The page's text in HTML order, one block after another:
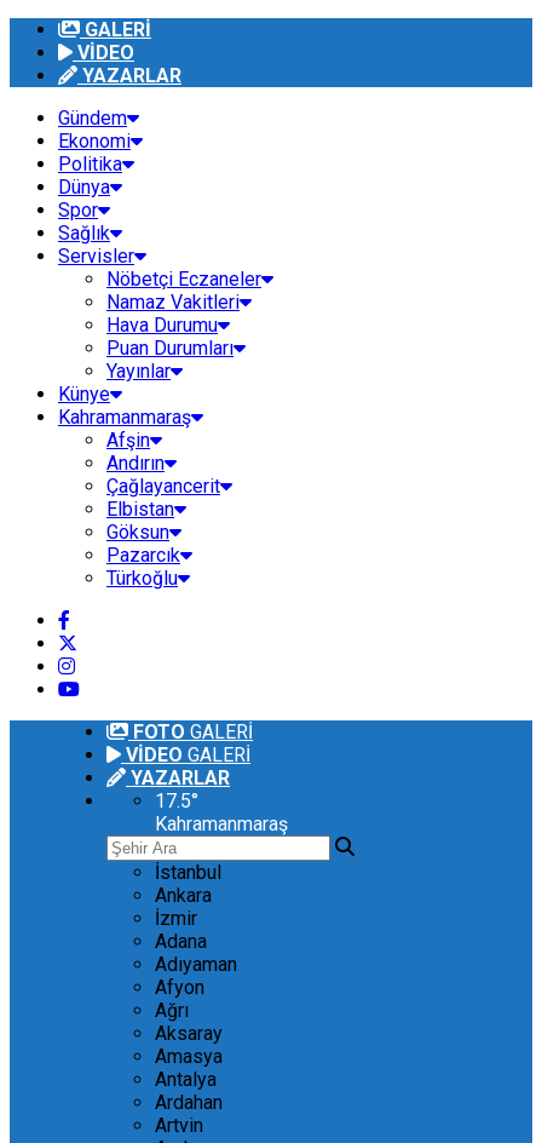
GALERİ
VİDEO
YAZARLAR
Gündem
Ekonomi
Politika
Dünya
Spor
Sağlık
Servisler
Nöbetçi Eczaneler
Namaz Vakitleri
Hava Durumu
Puan Durumları
Yayınlar
Künye
Kahramanmaraş
Afşin
Andırın
Çağlayancerit
Elbistan
Göksun
Pazarcık
Türkoğlu
FOTO GALERİ
VİDEO GALERİ
YAZARLAR
17.5°
Kahramanmaraş
İstanbul
Ankara
İzmir
Adana
Adıyaman
Afyon
Ağrı
Aksaray
Amasya
Antalya
Ardahan
Artvin